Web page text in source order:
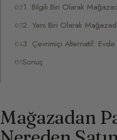
1. Bilgili Biri Olarak
2. Yeni Biri Olarak
3. Çevrimiçi Alternatif: Evde
Sonuç
Mağazadan